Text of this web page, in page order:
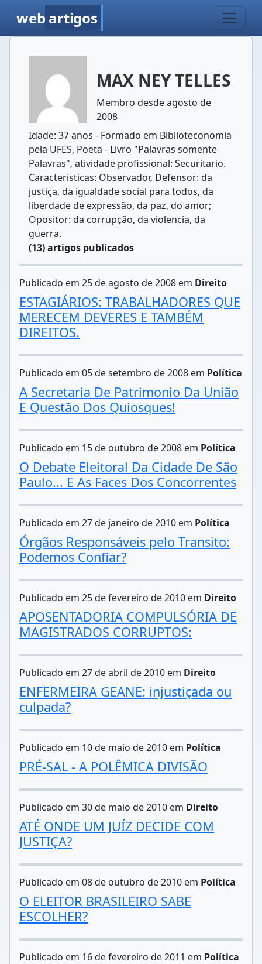
web artigos
MAX NEY TELLES
Membro desde agosto de
2008
Idade: 37 anos - Formado em Biblioteconomia
pela UFES, Poeta - Livro "Palavras somente
Palavras", atividade profissional: Securitario.
Caracteristicas: Observador, Defensor: da
justiça, da igualdade social para todos, da
liberdade de expressão, da paz, do amor;
Opositor: da corrupção, da violencia, da
guerra.
(13) artigos publicados
Publicado em 25 de agosto de 2008 em Direito
ESTAGIÁRIOS: TRABALHADORES QUE
MERECEM DEVERES E TAMBÉM
DIREITOS.
Publicado em 05 de setembro de 2008 em Política
A Secretaria De Patrimonio Da União
E Questão Dos Quiosques!
Publicado em 15 de outubro de 2008 em Política
O Debate Eleitoral Da Cidade De São
Paulo... E As Faces Dos Concorrentes
Publicado em 27 de janeiro de 2010 em Política
Órgãos Responsáveis pelo Transito:
Podemos Confiar?
Publicado em 25 de fevereiro de 2010 em Direito
APOSENTADORIA COMPULSÓRIA DE
MAGISTRADOS CORRUPTOS:
Publicado em 27 de abril de 2010 em Direito
ENFERMEIRA GEANE: injustiçada ou
culpada?
Publicado em 10 de maio de 2010 em Política
PRÉ-SAL - A POLÊMICA DIVISÃO
Publicado em 30 de maio de 2010 em Direito
ATÉ ONDE UM JUÍZ DECIDE COM
JUSTIÇA?
Publicado em 08 de outubro de 2010 em Política
O ELEITOR BRASILEIRO SABE
ESCOLHER?
Publicado em 16 de fevereiro de 2011 em Política